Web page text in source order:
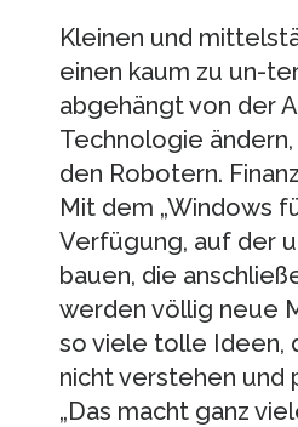
Kleinen und
einen kaum zu un-
abgehängt von der
Technologie
den Robotern.
Mit dem „Windows
Verfügung, auf der
bauen, die
werden völlig neue
so viele tolle Ideen,
nicht verstehen und
„Das macht ganz